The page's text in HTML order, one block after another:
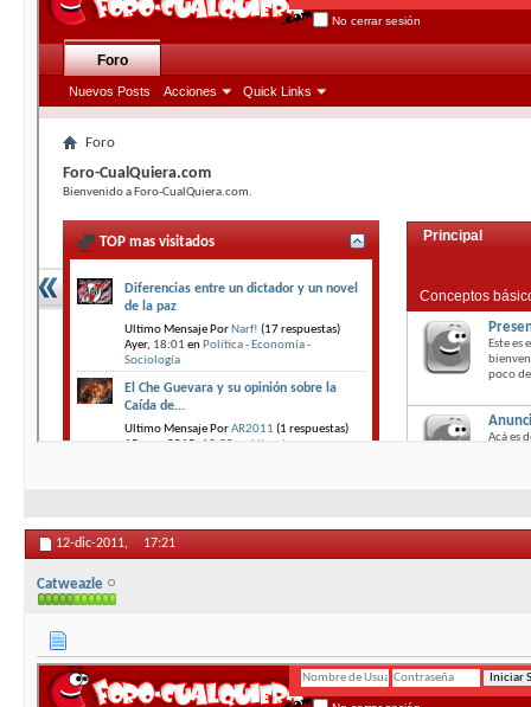
12-dic-2011, 17:21
Catweazle